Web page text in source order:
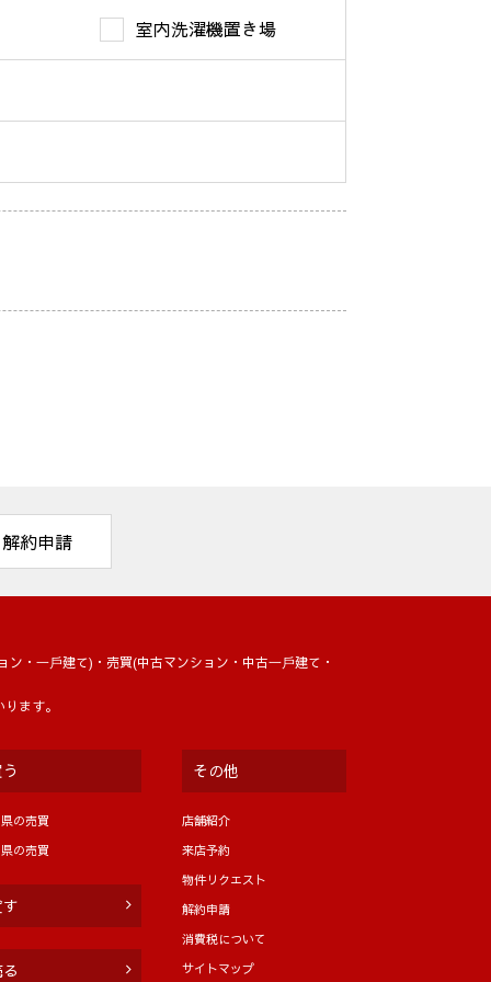
室内洗濯機置き場
解約申請
・⼀⼾建て)・売買(中古マンション・中古⼀⼾建て・
ます。
の売買
の売買
その他
店舗紹介
来店予約
物件リクエスト
解約申請
消費税について
サイトマップ